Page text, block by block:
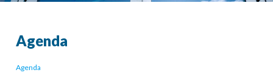
Agenda
Agenda